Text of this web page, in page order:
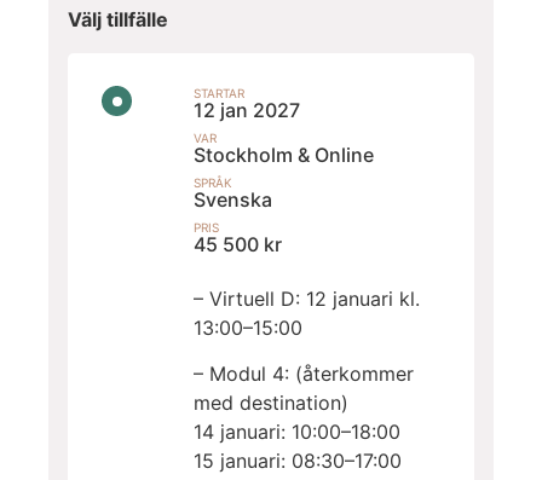
Välj tillfälle
STARTAR
12 jan 2027
VAR
Stockholm & Online
SPRÅK
Svenska
PRIS
45 500 kr
– Virtuell D: 12 januari kl.
13:00–15:00
– Modul 4: (återkommer
med destination)
14 januari: 10:00–18:00
15 januari: 08:30–17:00